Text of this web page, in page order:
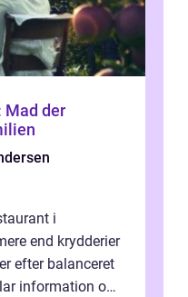
Mad der
i
end krydderier
efter balanceret
information om